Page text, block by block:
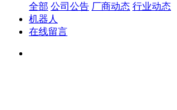
全部 公司公告 厂商动态 行业动态
机器人
在线留言